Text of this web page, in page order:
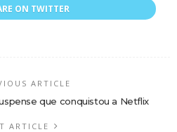
ON TWITTER
ARTICLE
que conquistou a Netflix
ARTICLE